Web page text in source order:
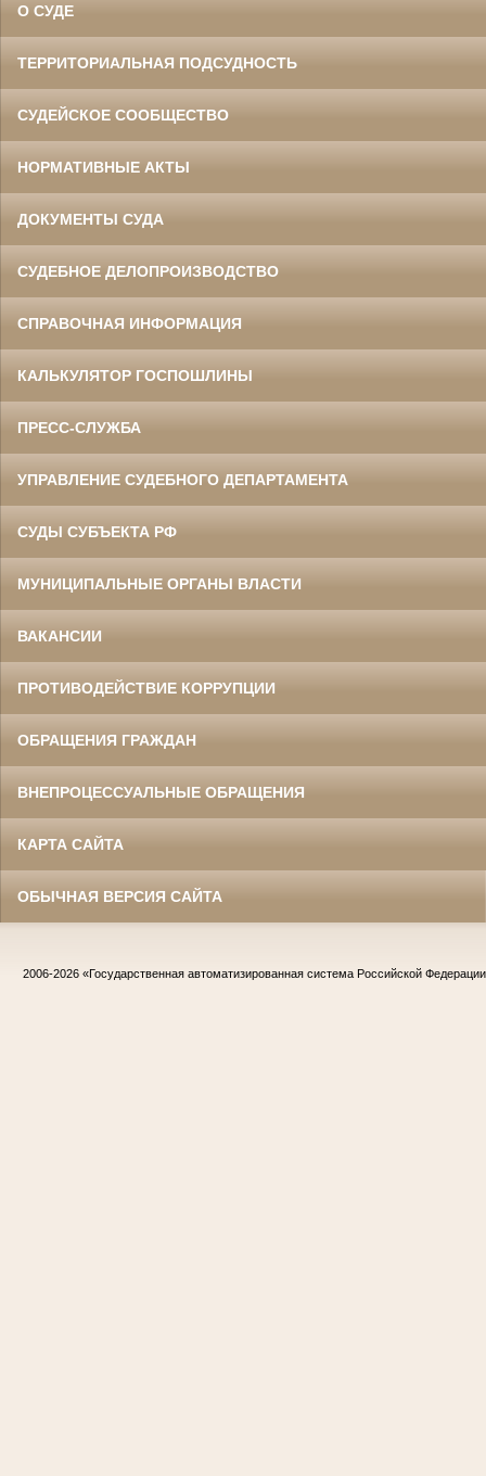
О СУДЕ
ТЕРРИТОРИАЛЬНАЯ ПОДСУДНОСТЬ
СУДЕЙСКОЕ СООБЩЕСТВО
НОРМАТИВНЫЕ АКТЫ
ДОКУМЕНТЫ СУДА
СУДЕБНОЕ ДЕЛОПРОИЗВОДСТВО
СПРАВОЧНАЯ ИНФОРМАЦИЯ
КАЛЬКУЛЯТОР ГОСПОШЛИНЫ
ПРЕСС-СЛУЖБА
УПРАВЛЕНИЕ СУДЕБНОГО ДЕПАРТАМЕНТА
СУДЫ СУБЪЕКТА РФ
МУНИЦИПАЛЬНЫЕ ОРГАНЫ ВЛАСТИ
ВАКАНСИИ
ПРОТИВОДЕЙСТВИЕ КОРРУПЦИИ
ОБРАЩЕНИЯ ГРАЖДАН
ВНЕПРОЦЕССУАЛЬНЫЕ ОБРАЩЕНИЯ
КАРТА САЙТА
ОБЫЧНАЯ ВЕРСИЯ САЙТА
2006-2026 «Государственная автоматизированная система Российской